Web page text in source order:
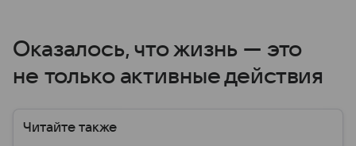
Оказалось, что жизнь — это
не только активные действия
Читайте также